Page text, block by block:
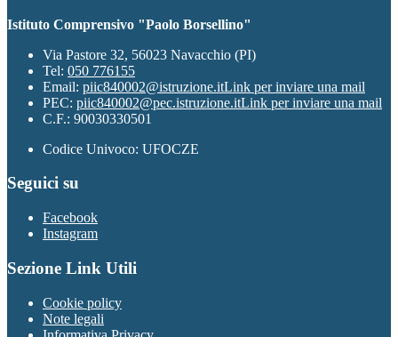
Istituto Comprensivo "Paolo Borsellino"
Via Pastore 32, 56023 Navacchio (PI)
Tel: 050 776155
Email: piic840002@istruzione.itLink per inviare una mail
PEC: piic840002@pec.istruzione.itLink per inviare una mail
C.F.: 90030330501
Codice Univoco: UFOCZE
Seguici su
Facebook
Instagram
Sezione Link Utili
Cookie policy
Note legali